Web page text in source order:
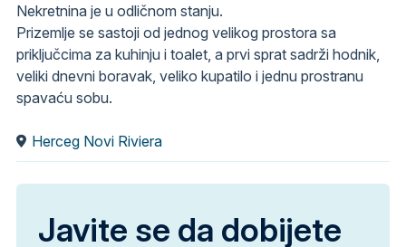
Nekretnina je u odličnom stanju.
Prizemlje se sastoji od jednog velikog prostora sa
priključcima za kuhinju i toalet, a prvi sprat sadrži hodnik,
veliki dnevni boravak, veliko kupatilo i jednu prostranu
spavaću sobu.
Herceg Novi Riviera
Javite se da dobijete